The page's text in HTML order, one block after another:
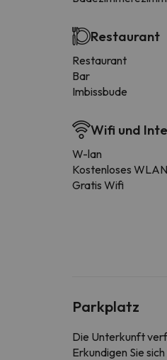
Restaurant
Restaurant
Bar
Imbissbude
Wifi und
W-lan
Kostenloses
Gratis Wifi
Parkplatz
Die Unterkunft
Erkundigen Sie